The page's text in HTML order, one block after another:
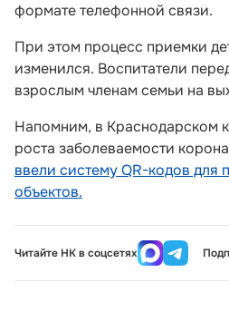
формате телефонной связи.
При этом процесс приемки
изменился. Воспитатели
взрослым членам семьи на
Напомним, в Краснодарском
роста заболеваемости
ввели систему QR-кодов для
объектов.
Читайте НК в соцсетях